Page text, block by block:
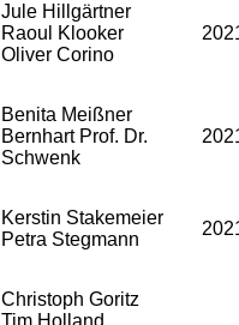
Jule Hillgärtner
Raoul Klooker
Oliver Corino
Benita Meißner
Bernhart Prof. Dr.
Schwenk
Kerstin Stakemeier
Petra Stegmann
Christoph Goritz